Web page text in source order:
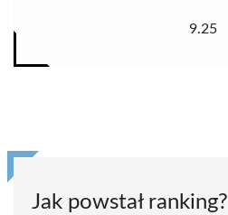
9.25
Jak powstał ranking?